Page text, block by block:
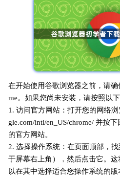
在开始使用谷歌浏览器之前，请
me。如果您尚未安装，请按照以
1. 访问官方网站：打开您的网络
gle.com/intl/en_US/chrome/ 并按
的官方网站。
2. 选择操作系统：在页面顶部，
于屏幕右上角），然后点击它。
以在其中选择适合您操作系统的